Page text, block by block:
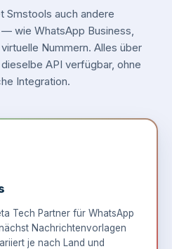
Smstools auch andere
wie WhatsApp Business,
Nummern. Alles über
API verfügbar, ohne
Integration.
Tech Partner für WhatsApp
Nachrichtenvorlagen
je nach Land und